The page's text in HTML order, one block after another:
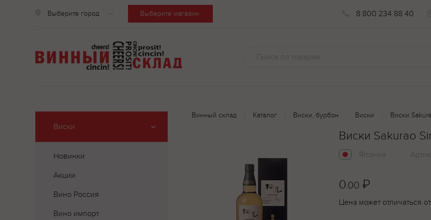
Выберите город Выберите магазин 8 800 234 88 40
Виски
Новинки
Акции
Вино Россия
Вино импорт
Винный склад Каталог Виски, бурбон Виски Виски
Виски Sakurao
Япония
0.00 ₽
Цена может отличаться